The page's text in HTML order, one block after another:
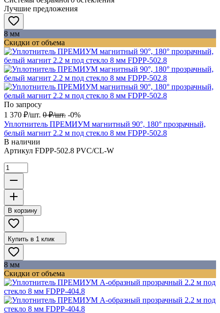
Лучшие предложения
8 мм
Скидки от объема
По запросу
1 370 ₽/шт. 0 ₽/шт. -0%
Уплотнитель ПРЕМИУМ магнитный 90°, 180° прозрачный,
белый магнит 2.2 м под стекло 8 мм FDPP-502.8
В наличии
Артикул FDPP-502.8 PVC/CL-W
В корзину
Купить в 1 клик
8 мм
Скидки от объема